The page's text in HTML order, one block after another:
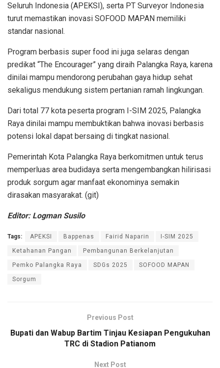
Seluruh Indonesia (APEKSI), serta PT Surveyor Indonesia
turut memastikan inovasi SOFOOD MAPAN memiliki
standar nasional.
Program berbasis super food ini juga selaras dengan
predikat “The Encourager” yang diraih Palangka Raya, karena
dinilai mampu mendorong perubahan gaya hidup sehat
sekaligus mendukung sistem pertanian ramah lingkungan.
Dari total 77 kota peserta program I-SIM 2025, Palangka
Raya dinilai mampu membuktikan bahwa inovasi berbasis
potensi lokal dapat bersaing di tingkat nasional.
Pemerintah Kota Palangka Raya berkomitmen untuk terus
memperluas area budidaya serta mengembangkan hilirisasi
produk sorgum agar manfaat ekonominya semakin
dirasakan masyarakat. (git)
Editor: Logman Susilo
Tags: APEKSI Bappenas Fairid Naparin I-SIM 2025
Ketahanan Pangan Pembangunan Berkelanjutan
Pemko Palangka Raya SDGs 2025 SOFOOD MAPAN
Sorgum
Previous Post
Bupati dan Wabup Bartim Tinjau Kesiapan Pengukuhan
TRC di Stadion Patianom
Next Post